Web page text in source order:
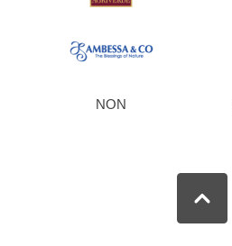
NON